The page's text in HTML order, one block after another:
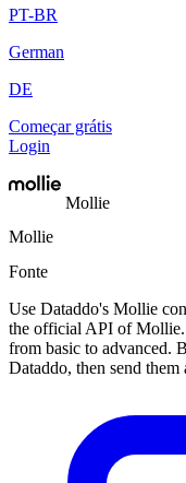
PT-BR
German
DE
Começar grátis
Login
Mollie
Mollie
Fonte
Use Dataddo's Mollie
the official API of Mollie.
from basic to advanced.
Dataddo, then send them